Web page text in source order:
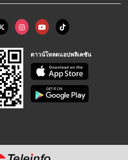
ดาวน์โหลดแอปพลิเคชัน